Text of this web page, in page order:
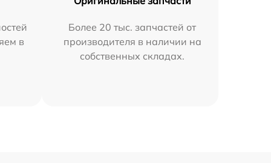
в
Более 20 тыс. запчастей от
производителя в наличии на
собственных складах.